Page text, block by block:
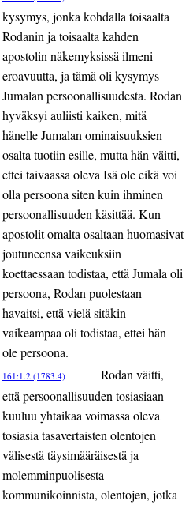
kysymys, jonka kohdalla toisaalta
Rodanin ja toisaalta kahden
apostolin näkemyksissä ilmeni
eroavuutta, ja tämä oli kysymys
Jumalan persoonallisuudesta. Rodan
hyväksyi auliisti kaiken, mitä
hänelle Jumalan ominaisuuksien
osalta tuotiin esille, mutta hän väitti,
ettei taivaassa oleva Isä ole eikä voi
olla persoona siten kuin ihminen
persoonallisuuden käsittää. Kun
apostolit omalta osaltaan huomasivat
joutuneensa vaikeuksiin
koettaessaan todistaa, että Jumala oli
persoona, Rodan puolestaan
havaitsi, että vielä sitäkin
vaikeampaa oli todistaa, ettei hän
ole persoona.
161:1.2 (1783.4)
Rodan väitti,
että persoonallisuuden tosiasiaan
kuuluu yhtaikaa voimassa oleva
tosiasia tasavertaisten olentojen
välisestä täysimääräisestä ja
molemminpuolisesta
kommunikoinnista, olentojen, jotka